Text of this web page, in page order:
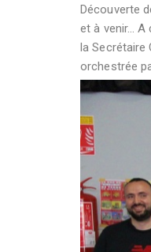
Découverte
et à venir… A
la Secrétaire
orchestrée